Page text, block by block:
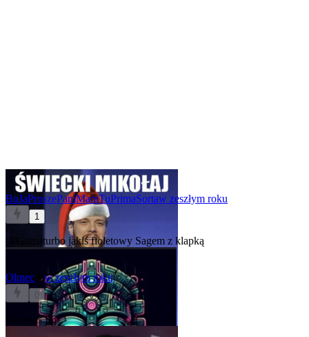
BoJaProszePaniMamTuPrimaSortaw zeszłym roku
1
@Gumaturbojakiś fioletowy Sagem z klapką
Olmec ★w zeszłym roku
0
Siemens S6